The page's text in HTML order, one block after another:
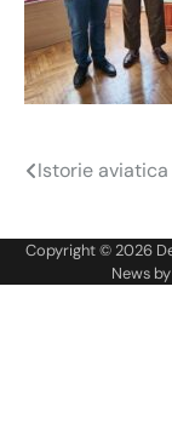
Navigare
articole
Istorie
Copyright © 2026
News by